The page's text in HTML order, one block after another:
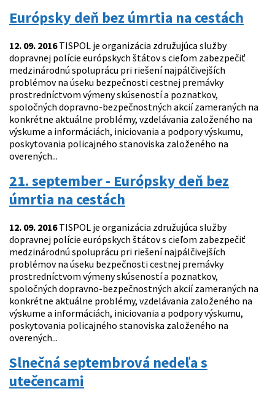
Európsky deň bez úmrtia na cestách
12. 09. 2016TISPOL je organizácia združujúca služby
dopravnej polície európskych štátov s cieľom zabezpečiť
medzinárodnú spoluprácu pri riešení najpálčivejších
problémov na úseku bezpečnosti cestnej premávky
prostredníctvom výmeny skúseností a poznatkov,
spoločných dopravno-bezpečnostných akcií zameraných na
konkrétne aktuálne problémy, vzdelávania založeného na
výskume a informáciách, iniciovania a podpory výskumu,
poskytovania policajného stanoviska založeného na
overených...
21. september - Európsky deň bez
úmrtia na cestách
12. 09. 2016TISPOL je organizácia združujúca služby
dopravnej polície európskych štátov s cieľom zabezpečiť
medzinárodnú spoluprácu pri riešení najpálčivejších
problémov na úseku bezpečnosti cestnej premávky
prostredníctvom výmeny skúseností a poznatkov,
spoločných dopravno-bezpečnostných akcií zameraných na
konkrétne aktuálne problémy, vzdelávania založeného na
výskume a informáciách, iniciovania a podpory výskumu,
poskytovania policajného stanoviska založeného na
overených...
Slnečná septembrová nedeľa s
utečencami